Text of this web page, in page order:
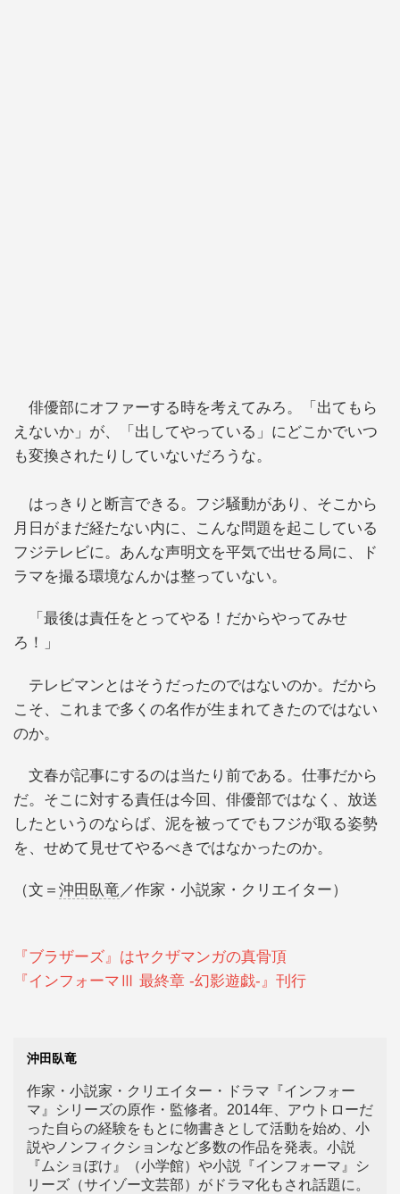
俳優部にオファーする時を考えてみろ。「出てもら
えないか」が、「出してやっている」にどこかでいつ
も変換されたりしていないだろうな。
はっきりと断言できる。フジ騒動があり、そこから
月日がまだ経たない内に、こんな問題を起こしている
フジテレビに。あんな声明文を平気で出せる局に、ド
ラマを撮る環境なんかは整っていない。
「最後は責任をとってやる！だからやってみせ
ろ！」
テレビマンとはそうだったのではないのか。だから
こそ、これまで多くの名作が生まれてきたのではない
のか。
文春が記事にするのは当たり前である。仕事だから
だ。そこに対する責任は今回、俳優部ではなく、放送
したというのならば、泥を被ってでもフジが取る姿勢
を、せめて見せてやるべきではなかったのか。
（文＝ 沖田臥竜 ／作家・小説家・クリエイター）
『ブラザーズ』はヤクザマンガの真骨頂
『インフォーマⅢ 最終章 -幻影遊戯-』刊行
沖田臥竜
作家・小説家・クリエイター・ドラマ『インフォー
マ』シリーズの原作・監修者。2014年、アウトローだ
った自らの経験をもとに物書きとして活動を始め、小
説やノンフィクションなど多数の作品を発表。小説
『ムショぼけ』（小学館）や小説『インフォーマ』シ
リーズ（サイゾー文芸部）がドラマ化もされ話題に。